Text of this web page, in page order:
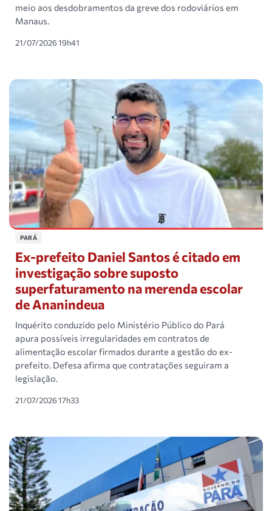
meio aos desdobramentos da greve dos rodoviários em
Manaus.
21/07/2026 19h41
PARÁ
Ex-prefeito Daniel Santos é citado em
investigação sobre suposto
superfaturamento na merenda escolar
de Ananindeua
Inquérito conduzido pelo Ministério Público do Pará
apura possíveis irregularidades em contratos de
alimentação escolar firmados durante a gestão do ex-
prefeito. Defesa afirma que contratações seguiram a
legislação.
21/07/2026 17h33